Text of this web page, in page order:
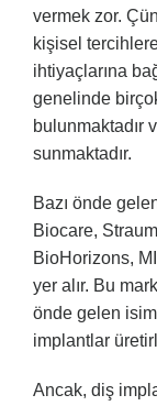
vermek zor.
kişisel
ihtiyaçlarına
genelinde
bulunmaktadır
sunmaktadır.
Bazı önde
Biocare,
BioHorizons,
yer alır. Bu
önde gelen
implantlar
Ancak, diş